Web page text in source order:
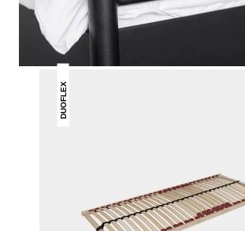
GEFALLEN
DUOFLEX